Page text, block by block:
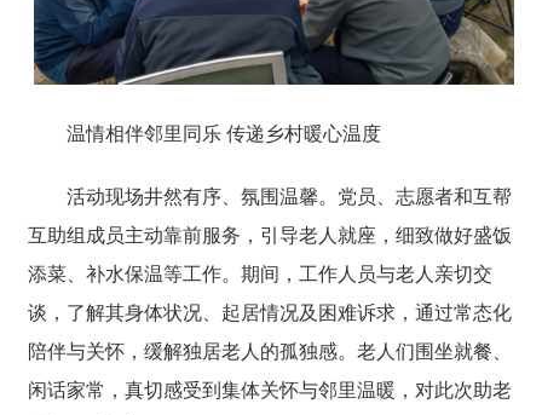
温情相伴邻里同乐 传递乡村暖心温度
活动现场井然有序、氛围温馨。党员、志愿者和互帮
互助组成员主动靠前服务，引导老人就座，细致做好盛饭
添菜、补水保温等工作。期间，工作人员与老人亲切交
谈，了解其身体状况、起居情况及困难诉求，通过常态化
陪伴与关怀，缓解独居老人的孤独感。老人们围坐就餐、
闲话家常，真切感受到集体关怀与邻里温暖，对此次助老